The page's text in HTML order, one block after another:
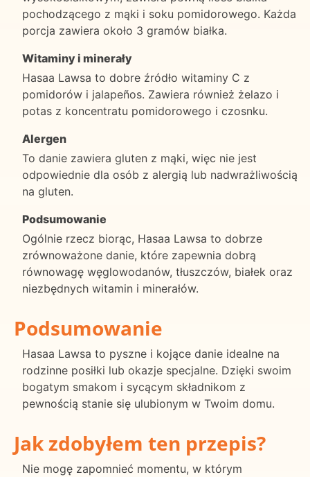
pochodzącego z mąki i soku pomidorowego. Każda
porcja zawiera około 3 gramów białka.
Witaminy i minerały
Hasaa Lawsa to dobre źródło witaminy C z
pomidorów i jalapeños. Zawiera również żelazo i
potas z koncentratu pomidorowego i czosnku.
Alergen
To danie zawiera gluten z mąki, więc nie jest
odpowiednie dla osób z alergią lub nadwrażliwością
na gluten.
Podsumowanie
Ogólnie rzecz biorąc, Hasaa Lawsa to dobrze
zrównoważone danie, które zapewnia dobrą
równowagę węglowodanów, tłuszczów, białek oraz
niezbędnych witamin i minerałów.
Podsumowanie
Hasaa Lawsa to pyszne i kojące danie idealne na
rodzinne posiłki lub okazje specjalne. Dzięki swoim
bogatym smakom i sycącym składnikom z
pewnością stanie się ulubionym w Twoim domu.
Jak zdobyłem ten przepis?
Nie mogę zapomnieć momentu, w którym